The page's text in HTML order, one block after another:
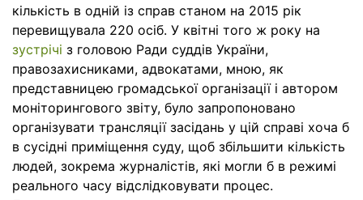
кількість в одній із справ станом на 2015 рік
перевищувала 220 осіб. У квітні того ж року на
зустрічі з головою Ради суддів України,
правозахисниками, адвокатами, мною, як
представницею громадської організації і автором
моніторингового звіту, було запропоновано
організувати трансляції засідань у цій справі хоча б
в сусідні приміщення суду, щоб збільшити кількість
людей, зокрема журналістів, які могли б в режимі
реального часу відслідковувати процес.